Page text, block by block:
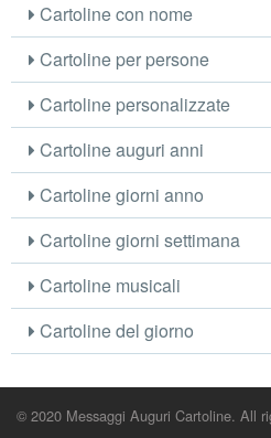
Cartoline con nome
Cartoline per persone
Cartoline personalizzate
Cartoline auguri anni
Cartoline giorni anno
Cartoline giorni settimana
Cartoline musicali
Cartoline del giorno
© 2020 Messaggi Auguri Cartoline. All